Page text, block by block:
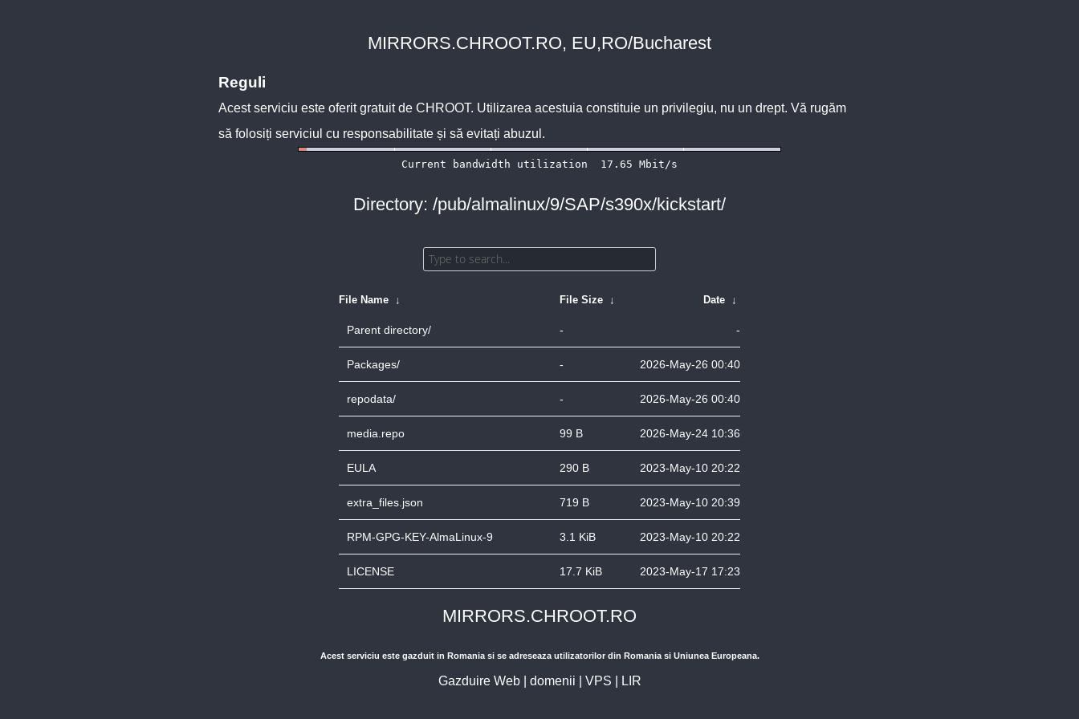
MIRRORS.CHROOT.RO, EU,RO/Bucharest
Reguli
Acest serviciu este oferit gratuit de CHROOT. Utilizarea acestuia constituie un privilegiu, nu un drept. Vă rugăm
să folosiți serviciul cu responsabilitate și să evitați abuzul.
Directory: /pub/almalinux/9/SAP/s390x/kickstart/
File Name ↓ File Size ↓ Date ↓
Parent directory/ - -
Packages/ - 2026-May-26 00:40
repodata/ - 2026-May-26 00:40
media.repo 99 B 2026-May-24 10:36
EULA 290 B 2023-May-10 20:22
extra_files.json 719 B 2023-May-10 20:39
RPM-GPG-KEY-AlmaLinux-9 3.1 KiB 2023-May-10 20:22
LICENSE 17.7 KiB 2023-May-17 17:23
MIRRORS.CHROOT.RO
Acest serviciu este gazduit in Romania si se adreseaza utilizatorilor din Romania si Uniunea Europeana.
Gazduire Web| domenii VPS LIR